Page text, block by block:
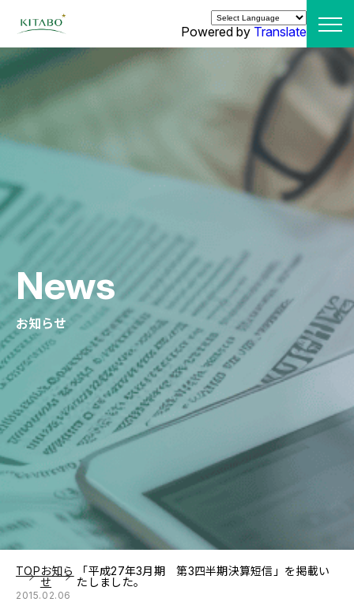
Powered by Translate
News
お知らせ
TOPお知ら
せ
「平成27年3月期 第3四半期決算短信」を掲載い
たしました。
2015.02.06